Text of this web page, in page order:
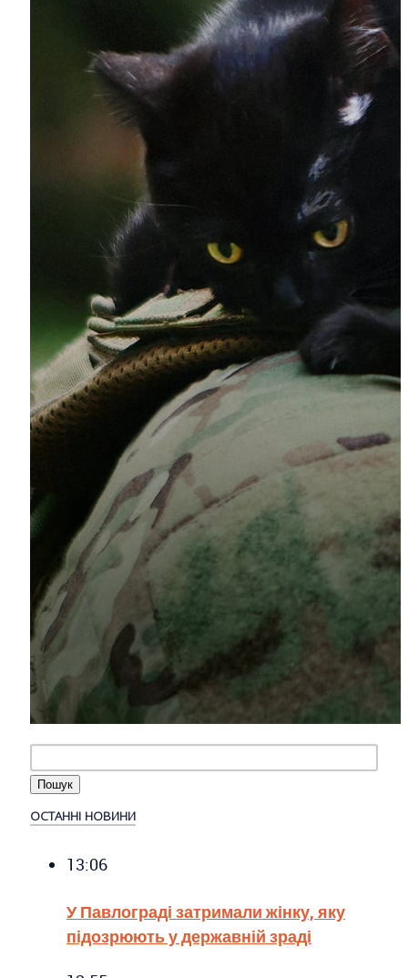
ОСТАННІ НОВИНИ
13:06
У Павлограді затримали жінку, яку
підозрюють у державній зраді